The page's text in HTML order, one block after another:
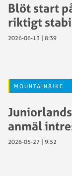
Blöt start
riktigt
2026-06-13 | 8:39
MOUNTAINBIKE
anmäl
2026-05-27 | 9:52